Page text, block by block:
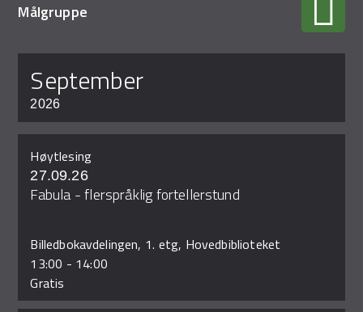
Målgruppe
september
2026
Høytlesing
27.09.26
Fabula - flerspråklig fortellerstund
Billedbokavdelingen, 1. etg, Hovedbiblioteket
13:00 - 14:00
Gratis